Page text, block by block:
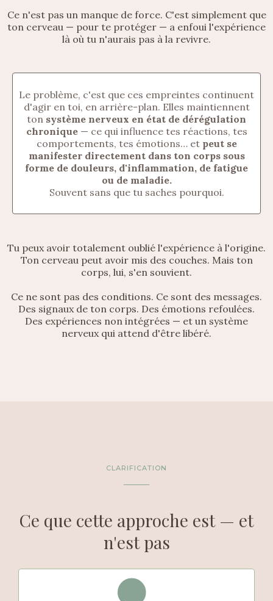
Ce n'est pas un manque de force. C'est simplement que
ton cerveau — pour te protéger — a enfoui l'expérience
là où tu n'aurais pas à la revivre.
Le problème, c'est que ces empreintes continuent
d'agir en toi, en arrière-plan. Elles maintiennent
ton système nerveux en état de dérégulation
chronique — ce qui influence tes réactions, tes
comportements, tes émotions… et peut se
manifester directement dans ton corps sous
forme de douleurs, d'inflammation, de fatigue
ou de maladie.
Souvent sans que tu saches pourquoi.
Tu peux avoir totalement oublié l'expérience à l'origine.
Ton cerveau peut avoir mis des couches. Mais ton
corps, lui, s'en souvient.
Ce ne sont pas des conditions. Ce sont des messages.
Des signaux de ton corps. Des émotions refoulées.
Des expériences non intégrées — et un système
nerveux qui attend d'être libéré.
CLARIFICATION
Ce que cette approche est — et
n'est pas